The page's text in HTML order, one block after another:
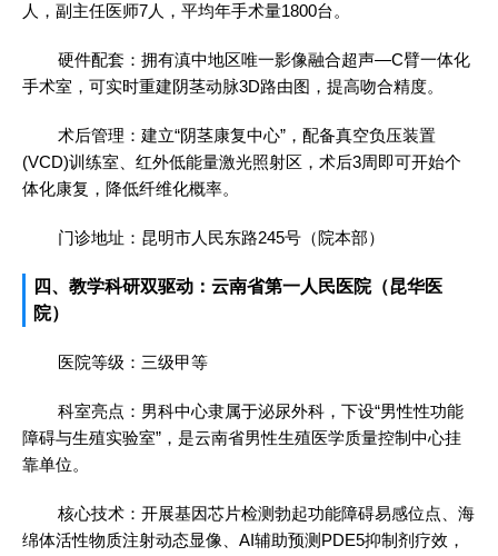
人，副主任医师7人，平均年手术量1800台。
硬件配套：拥有滇中地区唯一影像融合超声—C臂一体化
手术室，可实时重建阴茎动脉3D路由图，提高吻合精度。
术后管理：建立“阴茎康复中心”，配备真空负压装置
(VCD)训练室、红外低能量激光照射区，术后3周即可开始个
体化康复，降低纤维化概率。
门诊地址：昆明市人民东路245号（院本部）
四、教学科研双驱动：云南省第一人民医院（昆华医
院）
医院等级：三级甲等
科室亮点：男科中心隶属于泌尿外科，下设“男性性功能
障碍与生殖实验室”，是云南省男性生殖医学质量控制中心挂
靠单位。
核心技术：开展基因芯片检测勃起功能障碍易感位点、海
绵体活性物质注射动态显像、AI辅助预测PDE5抑制剂疗效，